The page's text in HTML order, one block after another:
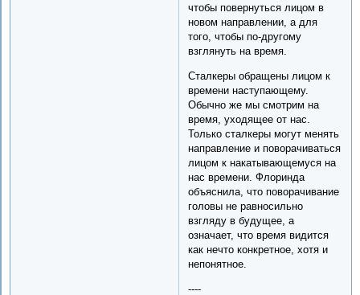
чтобы повернуться лицом в
новом направлении, а для
того, чтобы по-другому
взглянуть на время.
Сталкеры обращены лицом к
времени наступающему.
Обычно же мы смотрим на
время, уходящее от нас.
Только сталкеры могут менять
направление и поворачиваться
лицом к накатывающемуся на
нас времени. Флоринда
объяснила, что поворачивание
головы не равносильно
взгляду в будущее, а
означает, что время видится
как нечто конкретное, хотя и
непонятное.
----